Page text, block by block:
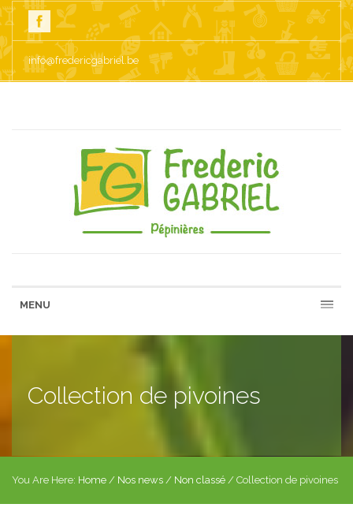
info@fredericgabriel.be
MENU
Collection de pivoines
You Are Here: Home / Nos news / Non classé / Collection de pivoines